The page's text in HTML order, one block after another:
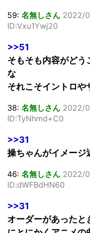
59: 名無しさん 2022/
ID:Vxu1Ywj20
>>51
そもそも内容がどう
な
それこそイントロや
38: 名無しさん 2022/
ID:TyNhmd+C0
>>31
操ちゃんがイメージ
46: 名無しさん 2022/
ID:dWFBdHN60
>>31
オーダーがあったと